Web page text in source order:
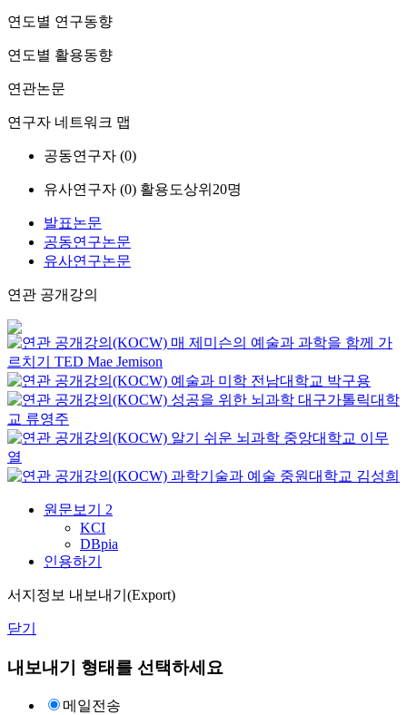
연도별 연구동향
연도별 활용동향
연관논문
연구자 네트워크 맵
공동연구자 (0)
유사연구자 (0) 활용도상위20명
발표논문
공동연구논문
유사연구논문
연관 공개강의
매 제미슨의 예술과 과학을 함께 가
르치기
TED Mae Jemison
예술과 미학 전남대학교 박구용
성공을 위한 뇌과학 대구가톨릭대학
교 류영주
알기 쉬운 뇌과학 중앙대학교 이무
열
과학기술과 예술 중원대학교 김성희
원문보기 2
KCI
DBpia
인용하기
서지정보 내보내기(Export)
닫기
내보내기 형태를 선택하세요
메일전송